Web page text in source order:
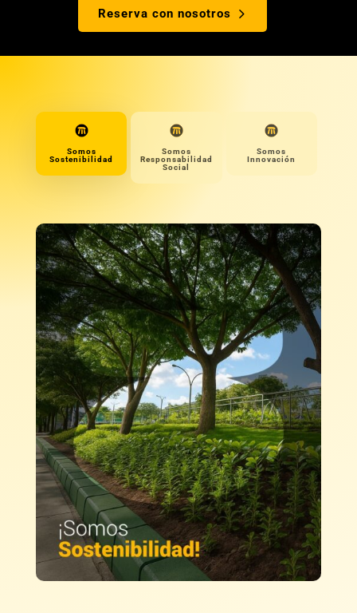
Reserva con nosotros
Somos
Sostenibilidad
Somos
Responsabilidad
Social
Somos
Innovación